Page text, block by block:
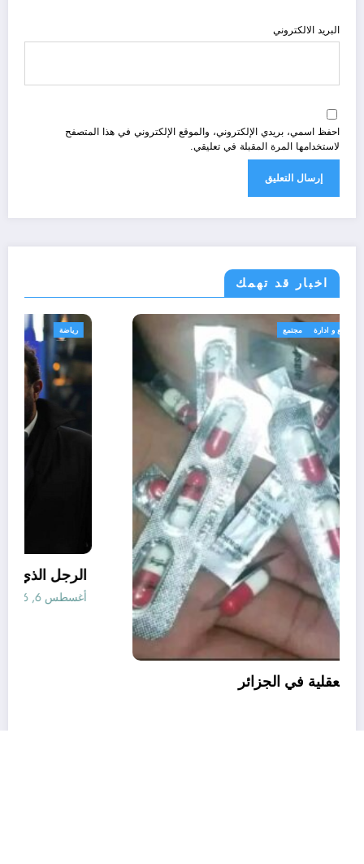
البريد الالكتروني
احفظ اسمي، بريدي الإلكتروني، والموقع الإلكتروني في هذا المتصفح
لاستخدامها المرة المقبلة في تعليقي.
اخبار قد تهمك
الجزائر الحدث قانون تشريع و ادارة مجتمع
قانون المؤثرات العقلية في الجزائر